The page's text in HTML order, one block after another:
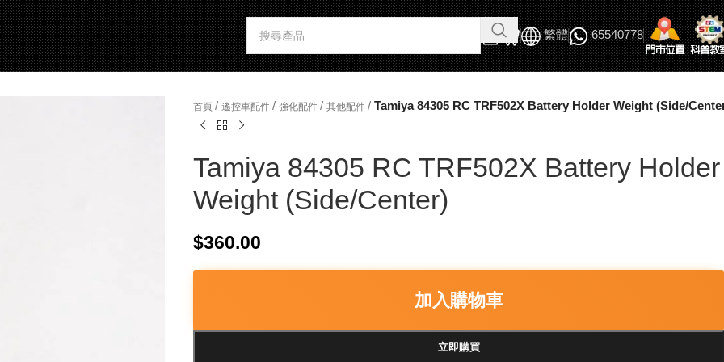
繁體 65540778
首頁 / 遙控車配件 / 強化配件 / 其他配件 / Tamiya 84305 RC TRF502X Battery Holder Weight (Side/
Tamiya 84305 RC TRF502X Battery Holder
Weight (Side/Center)
$360.00
加入購物車
立即購買